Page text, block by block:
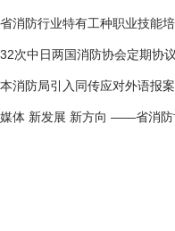
消防行业特有工种职业技能
次中日两国消防协会定期协
消防局引入同传应对外语报
体 新发展 新方向 ——省消防